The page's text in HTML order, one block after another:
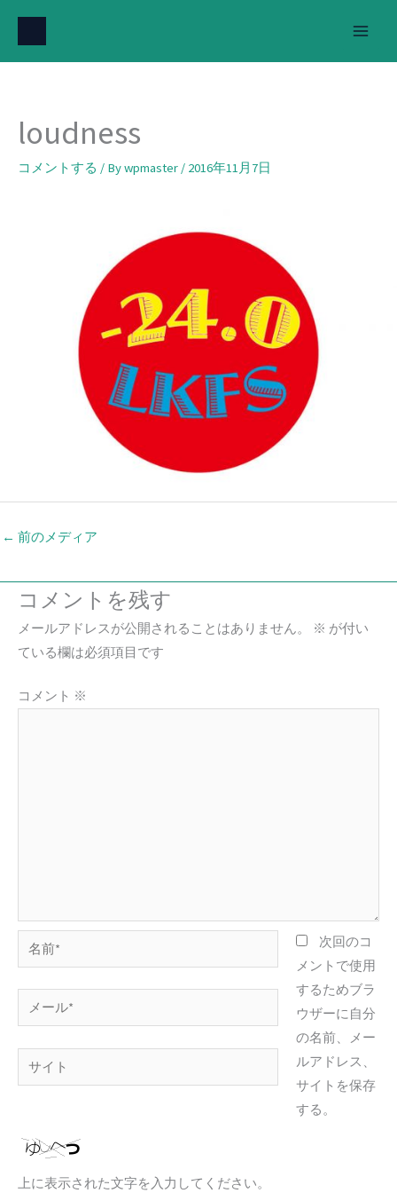
を
loudness
コメントする / Bywpmaster / 2016年11月7日
← 前のメディア
コメントを残す
メールアドレスが公開されることはありません。 ※ が付い
ている欄は必須項目です
コメント ※
前
*
ー
ル
イ
次回のコ
メントで使用
するためブラ
ウザーに自分
の名前、メー
ルアドレス、
サイトを保存
する。
上に表示された文字を入力してください。